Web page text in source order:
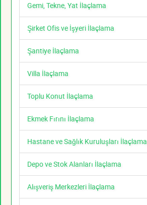
Gemi, Tekne, Yat İlaçlama
Şirket Ofis ve İşyeri İlaçlama
Şantiye İlaçlama
Villa İlaçlama
Toplu Konut İlaçlama
Ekmek Fırını İlaçlama
Hastane ve Sağlık Kuruluşları İlaçlama
Depo ve Stok Alanları İlaçlama
Alışveriş Merkezleri İlaçlama